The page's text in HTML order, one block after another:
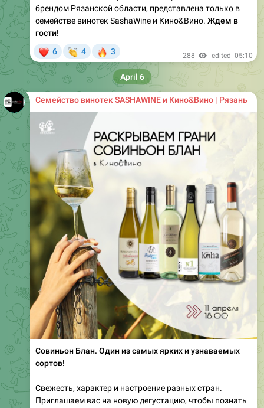
брендом Рязанской области, представлена только в
семействе винотек SashaWine и Кино&Вино. Ждем в
гости!
6 4
🔥
3 288 edited 05:10
Семейство винотек SASHAWINE и Кино&Вино | Рязань
Совиньон Блан. Один из самых ярких и узнаваемых
сортов!
Свежесть, характер и настроение разных стран.
Приглашаем вас на новую дегустацию, чтобы познать
April 6